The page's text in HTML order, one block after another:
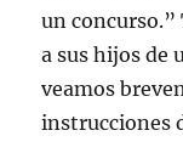
un concurso.”
a sus hijos de
veamos
instrucciones